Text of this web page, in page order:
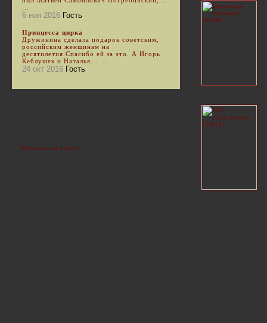
6 ноя 2016 Гость
Принцесса цирка
Дружинина сделала подарок советским,
российским женщинам на
десятилетия.Спасибо ей за это. А Игорь
Кеблушек и Наталья... ...
24 окт 2016 Гость
Реклама на сайте